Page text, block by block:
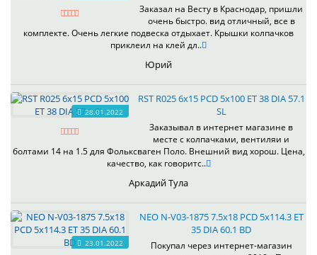
Заказал на Весту в Краснодар, пришли
очень быстро. вид отличный, все в
комплекте. Очень легкие подвеска отдыхает. Крышки колпачков
приклеил на клей дл..
Юрий
28.01.2022
RST R025 6x15 PCD 5x100 ET 38 DIA 57.1
SL
Заказывал в интернет магазине в
месте с колпачками, вентиляи и
болтами 14 на 1.5 для Фольксваген Поло. Внешний вид хорош. Цена,
качество, как говоритс..
Аркадий Тула
23.01.2022
NEO N-V03-1875 7.5x18 PCD 5x114.3 ET
35 DIA 60.1 BD
Покупал через интернет-магазин